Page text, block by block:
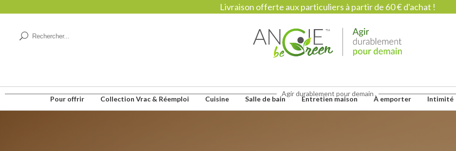
Livraison offerte aux particuliers à partir de 60 € d'achat !
Agir durablement pour demain
Pour offrir Collection Vrac & Réemploi Cuisine Salle de bain Entretien maison À emporter Intimité